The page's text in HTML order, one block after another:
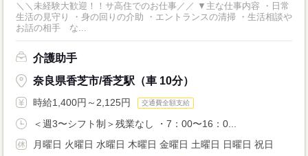
＼＼未経験大歓迎！！サ高住でのお仕事／／ ▼主な仕事内容 ・日常
生活の見守り ・身の回りの介助 ・エントランスの清掃 ・生活相談や
お話の相手 な...
介護助手
奈良県香芝市/香芝駅（車 10分）
時給1,400円～2,125円 交通費全額支給
＜週3〜シフト制＞残業なし ・7：00〜16：0...
月曜日 火曜日 水曜日 木曜日 金曜日 土曜日 日曜日 祝日